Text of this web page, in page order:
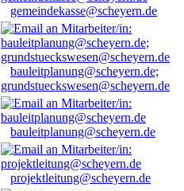
gemeindekasse@scheyern.de
bauleitplanung@scheyern.de;
grundstueckswesen@scheyern.de
bauleitplanung@scheyern.de
projektleitung@scheyern.de